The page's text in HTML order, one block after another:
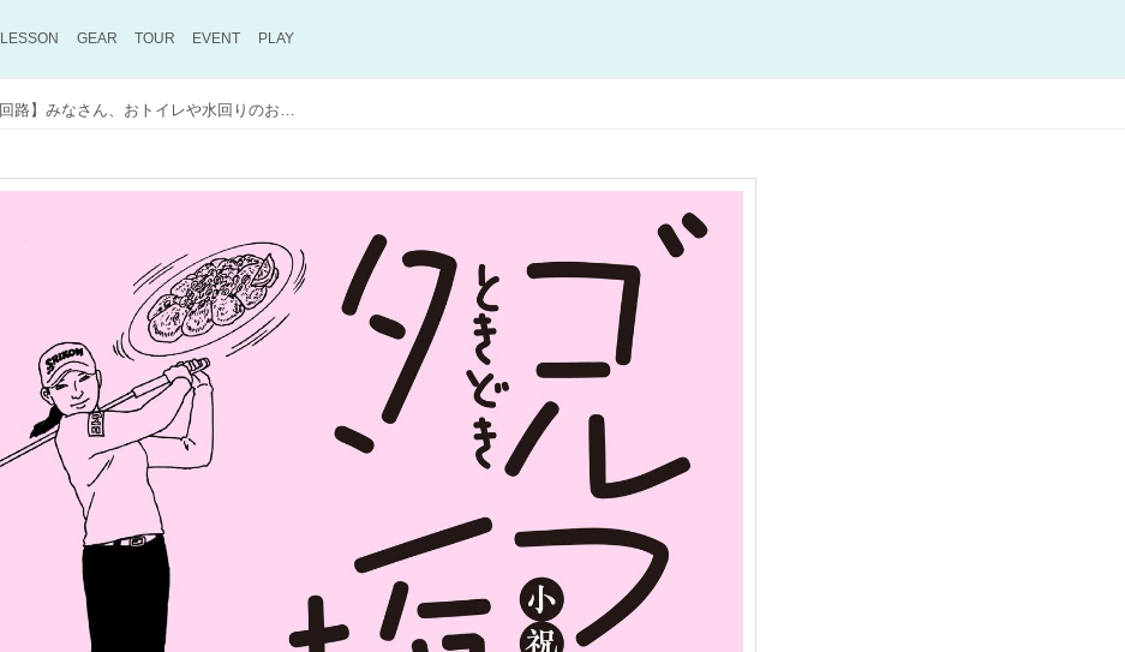
LESSON GEAR TOUR EVENT PLAY
【小祝さくらの思考回路】みなさん、おトイレや水回りのお掃除していますか?／ゴルフときどきタン塩⑥